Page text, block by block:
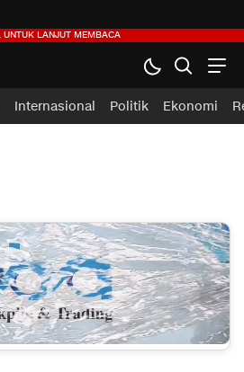
Internasional Politik Ekonomi